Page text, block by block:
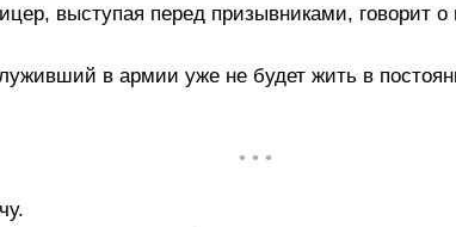
выступая перед призывниками, говорит
в армии уже не будет жить в
• • •